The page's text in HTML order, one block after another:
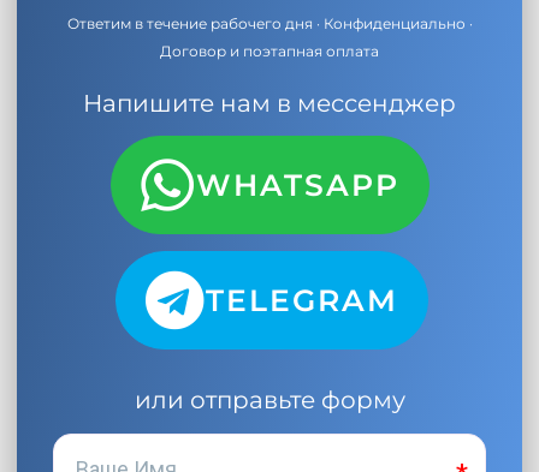
Ответим в течение рабочего дня · Конфиденциально ·
Договор и поэтапная оплата
Напишите нам в мессенджер
WHATSAPP
TELEGRAM
или отправьте форму